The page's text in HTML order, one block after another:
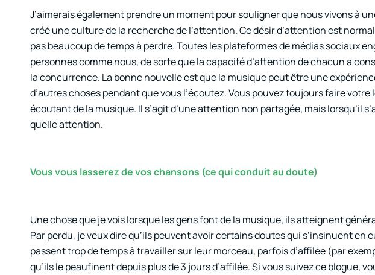
J’aimerais également prendre un moment pour souligner que nous vivons à
créé une culture de la recherche de l’attention. Ce désir d’attention est
pas beaucoup de temps à perdre. Toutes les plateformes de médias sociaux
personnes comme nous, de sorte que la capacité d’attention de chacun a
la concurrence. La bonne nouvelle est que la musique peut être une
d’autres choses pendant que vous l’écoutez. Vous pouvez toujours faire
écoutant de la musique. Il s’agit d’une attention non partagée, mais lorsqu’il
quelle attention.
Vous vous lasserez de vos chansons (ce qui conduit au doute)
Une chose que je vois lorsque les gens font de la musique, ils atteignent
Par perdu, je veux dire qu’ils peuvent avoir certains doutes qui s’insinuent en
passent trop de temps à travailler sur leur morceau, parfois d’affilée (par
qu’ils le peaufinent depuis plus de 3 jours d’affilée. Si vous suivez ce blogue,